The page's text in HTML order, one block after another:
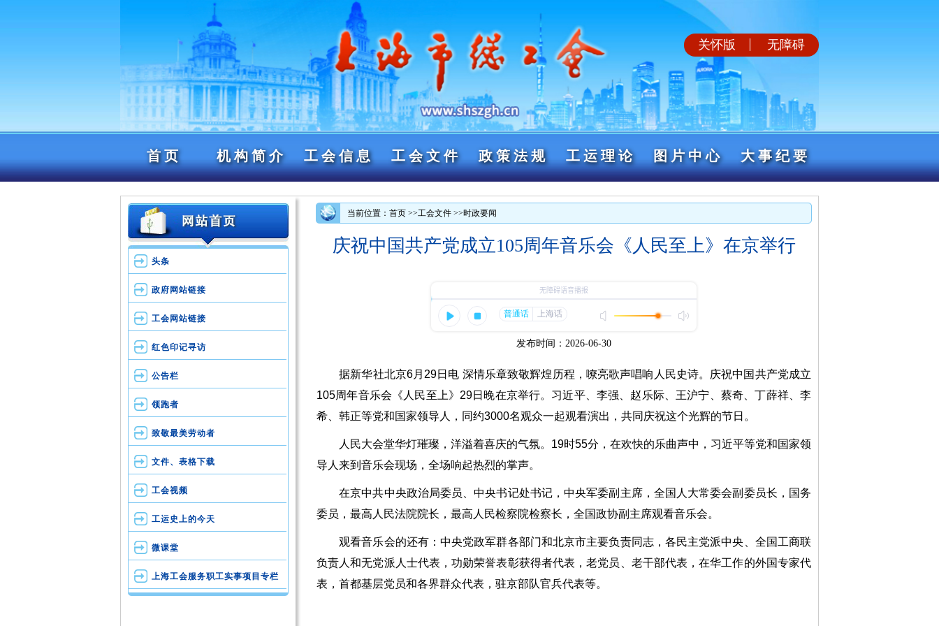
关怀版 无障碍
首页 机构简介 工会信息 工会文件 政策法规 工运理论 图片中心 大事纪要
头条
政府网站链接
工会网站链接
红色印记寻访
公告栏
领跑者
致敬最美劳动者
文件、表格下载
工会视频
工运史上的今天
微课堂
上海工会服务职工实事项目专栏
当前位置：首页 >>工会文件 >>时政要闻
庆祝中国共产党成立105周年音乐会《人民至上》在京举行
发布时间：2026-06-30
据新华社北京6月29日电 深情乐章致敬辉煌历程，嘹亮歌声唱响人民史诗。庆祝中国共产党成立
105周年音乐会《人民至上》29日晚在京举行。习近平、李强、赵乐际、王沪宁、蔡奇、丁薛祥、李
希、韩正等党和国家领导人，同约3000名观众一起观看演出，共同庆祝这个光辉的节日。
人民大会堂华灯璀璨，洋溢着喜庆的气氛。19时55分，在欢快的乐曲声中，习近平等党和国家领
导人来到音乐会现场，全场响起热烈的掌声。
在京中共中央政治局委员、中央书记处书记，中央军委副主席，全国人大常委会副委员长，国务
委员，最高人民法院院长，最高人民检察院检察长，全国政协副主席观看音乐会。
观看音乐会的还有：中央党政军群各部门和北京市主要负责同志，各民主党派中央、全国工商联
负责人和无党派人士代表，功勋荣誉表彰获得者代表，老党员、老干部代表，在华工作的外国专家代
表，首都基层党员和各界群众代表，驻京部队官兵代表等。